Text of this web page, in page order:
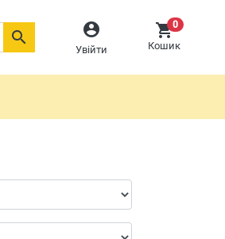

Увійти
0
Кошик
